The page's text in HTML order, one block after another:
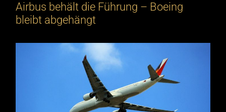
Airbus behält die Führung – Boeing
bleibt abgehängt